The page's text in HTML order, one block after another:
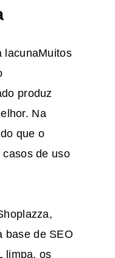
lacunaMuitos
produz
Na
que o
de uso
base de SEO
limpa, os